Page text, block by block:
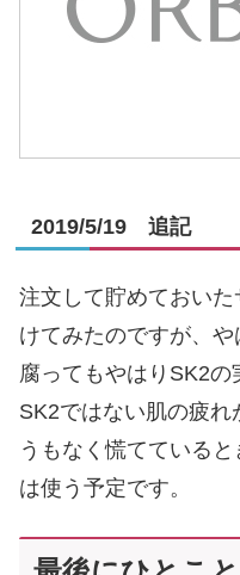
2019/5/19 追記
注文して貯めておい
けてみたのですが、や
腐ってもやはりSK2の
SK2ではない肌の疲れ
うもなく慌てている
は使う予定です。